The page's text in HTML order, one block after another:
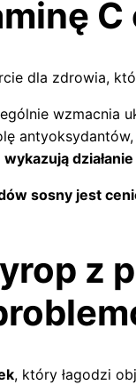
C
dla zdrowia,
wzmacnia
sosny jest
z
, który łagodzi